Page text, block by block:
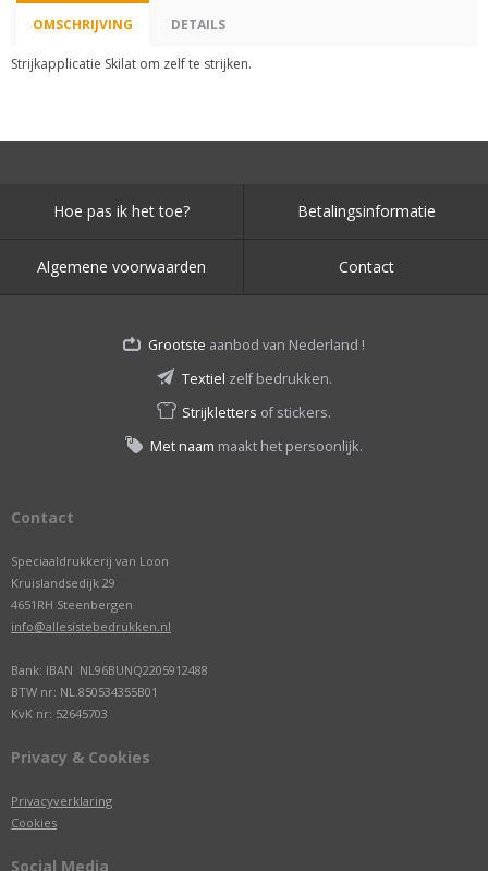
OMSCHRIJVING DETAILS
Strijkapplicatie Skilat om zelf te strijken.
Hoe pas ik het toe? Betalingsinformatie
Algemene voorwaarden Contact
Grootste aanbod van Nederland !
Textiel zelf bedrukken.
Strijkletters of stickers.
Met naam maakt het persoonlijk.
Contact
Speciaaldrukkerij van Loon
Kruislandsedijk 29
4651RH Steenbergen
info@allesistebedrukken.nl
Bank: IBAN NL96BUNQ2205912488
BTW nr: NL.850534355B01
KvK nr: 52645703
Privacy & Cookies
Privacyverklaring
Cookies
Social Media